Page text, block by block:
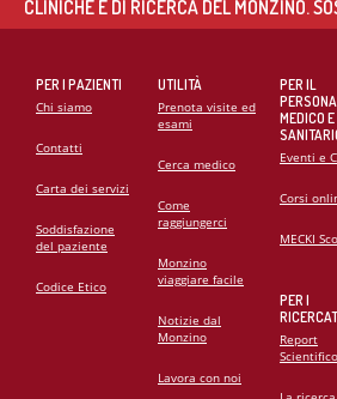
CLINICHE E DI RICERCA DEL MONZINO.
PER I PAZIENTI
Chi siamo
Contatti
Carta dei servizi
Soddisfazione
del paziente
Codice Etico
UTILITÀ
Prenota visite ed
esami
Cerca medico
Come
raggiungerci
Monzino
viaggiare facile
Notizie dal
Monzino
Lavora con noi
PER IL
MEDICO E
Eventi e
Corsi
MECKI
PER I
Report
Scientifico